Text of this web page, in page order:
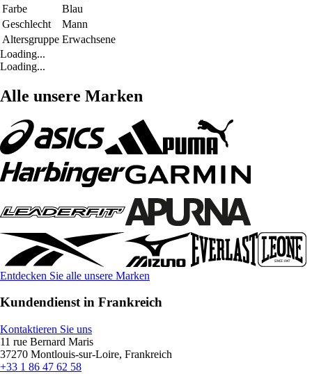
Farbe
Blau
Geschlecht
Mann
Altersgruppe Erwachsene
Loading...
Loading...
Alle unsere Marken
Entdecken Sie alle unsere Marken
Kundendienst in Frankreich
Kontaktieren Sie uns
11 rue Bernard Maris
37270 Montlouis-sur-Loire, Frankreich
+33 1 86 47 62 58